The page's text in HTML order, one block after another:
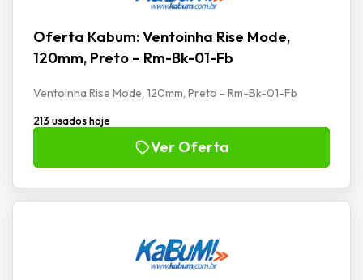
Oferta Kabum: Ventoinha Rise Mode,
120mm, Preto – Rm-Bk-01-Fb
Ventoinha Rise Mode, 120mm, Preto - Rm-Bk-01-Fb
213 usados hoje
Ver Oferta